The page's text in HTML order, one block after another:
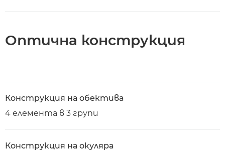
Оптична конструкция
Конструкция на обектива
4 елемента в 3 групи
Конструкция на окуляра